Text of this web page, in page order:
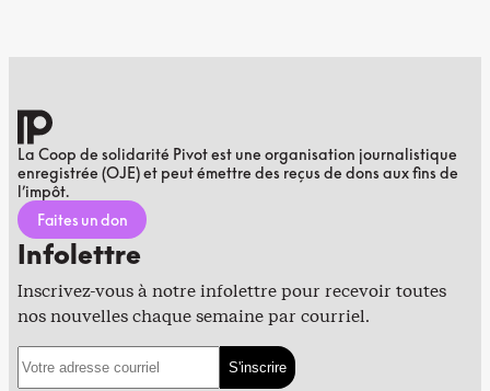
La Coop de solidarité Pivot est une organisation journalistique
enregistrée (OJE) et peut émettre des reçus de dons aux fins de
l’impôt.
Faites un don
Infolettre
Inscrivez-vous à notre infolettre pour recevoir toutes
nos nouvelles chaque semaine par courriel.